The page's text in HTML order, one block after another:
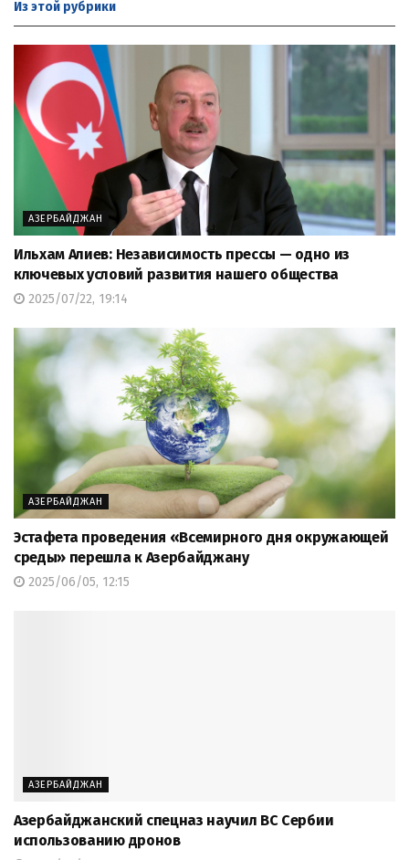
Из этой рубрики
АЗЕРБАЙДЖАН
Ильхам Алиев: Независимость прессы — одно из
ключевых условий развития нашего общества
2025/07/22, 19:14
АЗЕРБАЙДЖАН
Эстафета проведения «Всемирного дня окружающей
среды» перешла к Азербайджану
2025/06/05, 12:15
АЗЕРБАЙДЖАН
Азербайджанский спецназ научил ВС Сербии
использованию дронов